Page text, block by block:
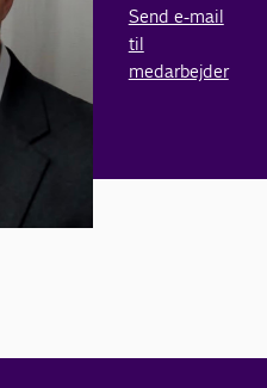
Send e-mail
til
medarbejder